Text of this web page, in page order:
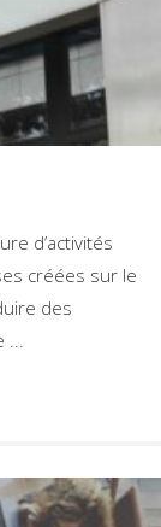
d’activités
créées sur le
des
...